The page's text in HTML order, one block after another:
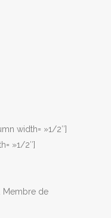
width= »1/2″]
»1/2″]
Membre de